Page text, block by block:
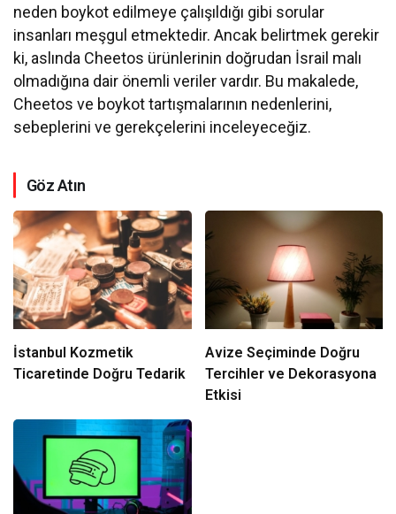
neden boykot edilmeye çalışıldığı gibi sorular
insanları meşgul etmektedir. Ancak belirtmek gerekir
ki, aslında Cheetos ürünlerinin doğrudan İsrail malı
olmadığına dair önemli veriler vardır. Bu makalede,
Cheetos ve boykot tartışmalarının nedenlerini,
sebeplerini ve gerekçelerini inceleyeceğiz.
Göz Atın
İstanbul Kozmetik
Ticaretinde Doğru Tedarik
Avize Seçiminde Doğru
Tercihler ve Dekorasyona
Etkisi